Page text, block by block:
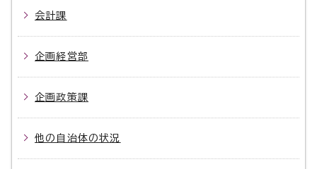
会計課
企画経営部
企画政策課
他の自治体の状況